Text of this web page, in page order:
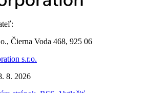
Čierna Voda 468, 925 06
s.r.o.
8. 2026